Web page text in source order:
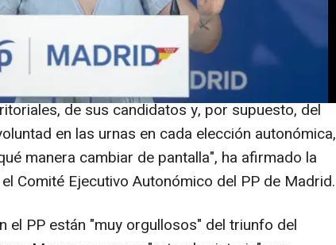
a la izquierda" tras los últimos comicios de
aguantando contra la voluntad de sus afiliados,
de sus candidatos y, por supuesto, del
en las urnas en cada elección autonómica,
manera cambiar de pantalla", ha afirmado la
Comité Ejecutivo Autonómico del PP de Madrid.
el PP están "muy orgullosos" del triunfo del